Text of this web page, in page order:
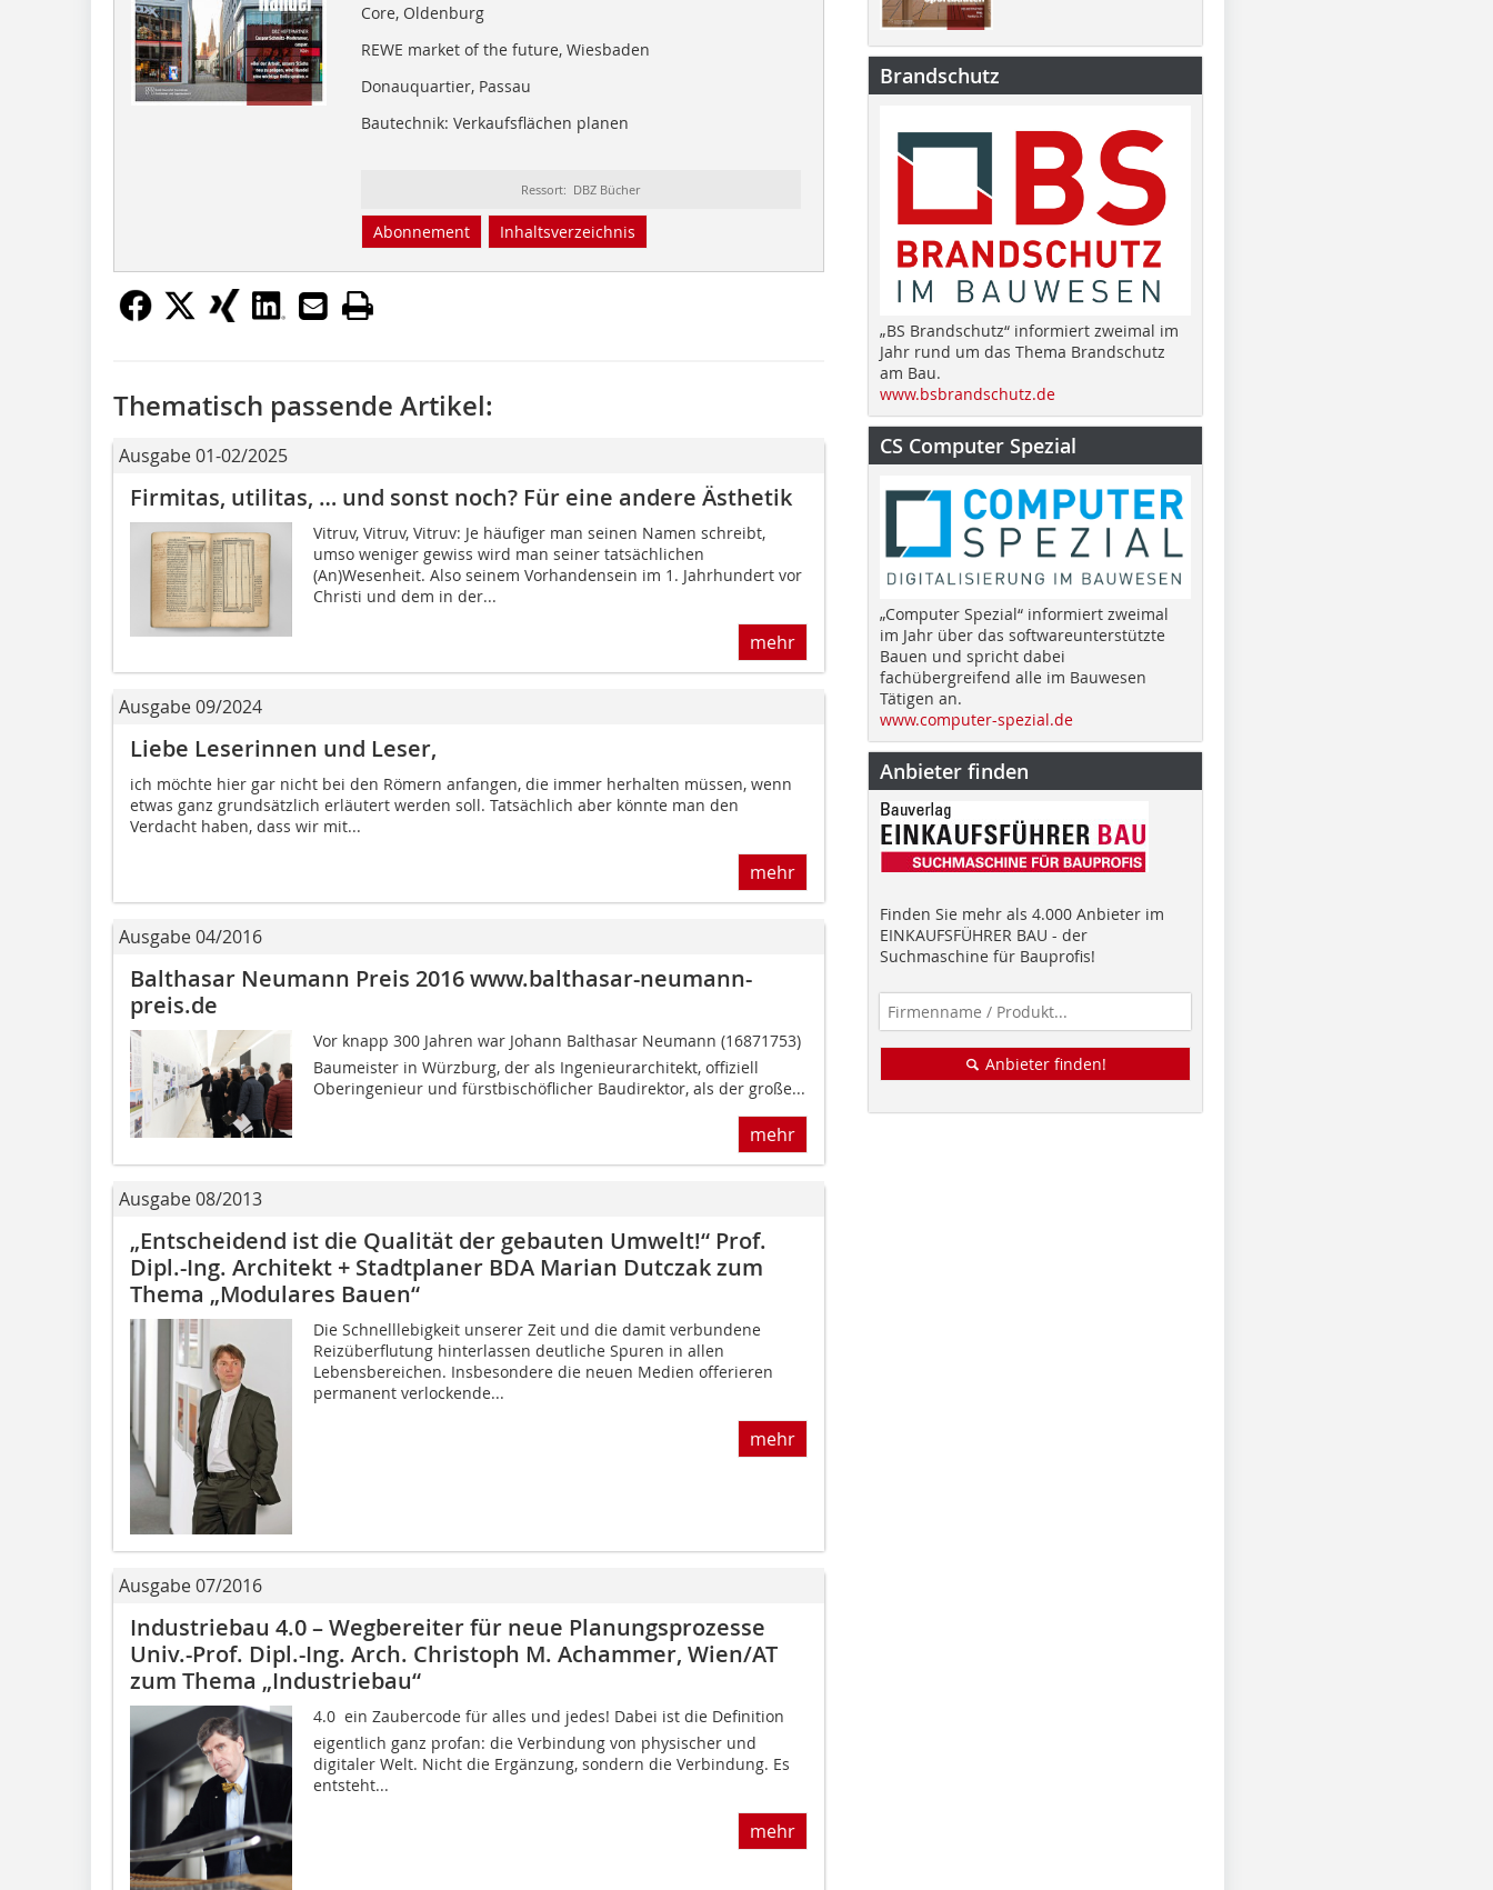
Core, Oldenburg
REWE market of the future, Wiesbaden
Donauquartier, Passau
Bautechnik: Verkaufsflächen planen
Ressort: DBZ Bücher
Abonnement Inhaltsverzeichnis
Thematisch passende Artikel:
Ausgabe 01-02/2025
Firmitas, utilitas, … und sonst noch? Für eine andere Ästhetik
Vitruv, Vitruv, Vitruv: Je häufiger man seinen Namen schreibt,
umso weniger gewiss wird man seiner tatsächlichen
(An)Wesenheit. Also seinem Vorhandensein im 1. Jahrhundert vor
Christi und dem in der...
mehr
Ausgabe 09/2024
Liebe Leserinnen und Leser,
ich möchte hier gar nicht bei den Römern anfangen, die immer herhalten müssen, wenn
etwas ganz grundsätzlich erläutert werden soll. Tatsächlich aber könnte man den
Verdacht haben, dass wir mit...
mehr
Ausgabe 04/2016
Balthasar Neumann Preis 2016 www.balthasar-neumann-
preis.de
Vor knapp 300 Jahren war Johann Balthasar Neumann (16871753)
Baumeister in Würzburg, der als Ingenieurarchitekt, offiziell
Oberingenieur und fürstbischöflicher Baudirektor, als der große...
mehr
Ausgabe 08/2013
„Entscheidend ist die Qualität der gebauten Umwelt!“ Prof.
Dipl.-Ing. Architekt + Stadtplaner BDA Marian Dutczak zum
Thema „Modulares Bauen“
Die Schnelllebigkeit unserer Zeit und die damit verbundene
Reizüberflutung hinterlassen deutliche Spuren in allen
Lebensbereichen. Insbesondere die neuen Medien offerieren
permanent verlockende...
mehr
Ausgabe 07/2016
Industriebau 4.0 – Wegbereiter für neue Planungsprozesse
Univ.-Prof. Dipl.-Ing. Arch. Christoph M. Achammer, Wien/AT
zum Thema „Industriebau“
4.0  ein Zaubercode für alles und jedes! Dabei ist die Definition
eigentlich ganz profan: die Verbindung von physischer und
digitaler Welt. Nicht die Ergänzung, sondern die Verbindung. Es
entsteht...
mehr
Brandschutz
„BS Brandschutz“ informiert zweimal im
Jahr rund um das Thema Brandschutz
am Bau.
www.bsbrandschutz.de
CS Computer Spezial
„Computer Spezial“ informiert zweimal
im Jahr über das softwareunterstützte
Bauen und spricht dabei
fachübergreifend alle im Bauwesen
Tätigen an.
www.computer-spezial.de
Anbieter finden
Finden Sie mehr als 4.000 Anbieter im
EINKAUFSFÜHRER BAU - der
Suchmaschine für Bauprofis!
Anbieter finden!